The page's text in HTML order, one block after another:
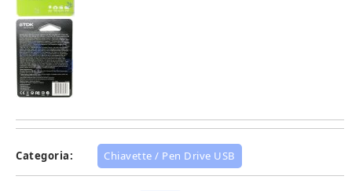
Categoria: Chiavette / Pen Drive USB